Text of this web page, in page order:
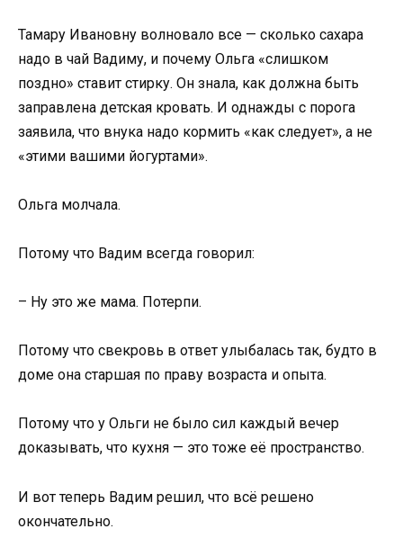
Тамару Ивановну волновало все — сколько сахара
надо в чай Вадиму, и почему Ольга «слишком
поздно» ставит стирку. Он знала, как должна быть
заправлена детская кровать. И однажды с порога
заявила, что внука надо кормить «как следует», а не
«этими вашими йогуртами».
Ольга молчала.
Потому что Вадим всегда говорил:
– Ну это же мама. Потерпи.
Потому что свекровь в ответ улыбалась так, будто в
доме она старшая по праву возраста и опыта.
Потому что у Ольги не было сил каждый вечер
доказывать, что кухня — это тоже её пространство.
И вот теперь Вадим решил, что всё решено
окончательно.